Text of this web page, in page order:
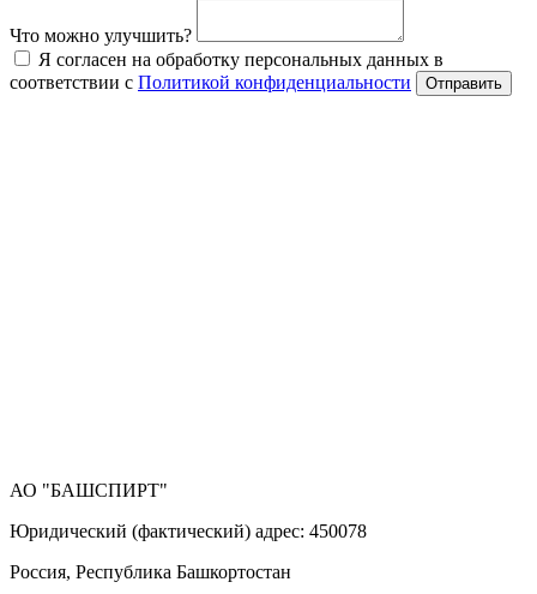
Что можно улучшить?
Я согласен на обработку персональных данных в
соответствии с Политикой конфиденциальности Отправить
АО "БАШСПИРТ"
Юридический (фактический) адрес: 450078
Россия, Республика Башкортостан